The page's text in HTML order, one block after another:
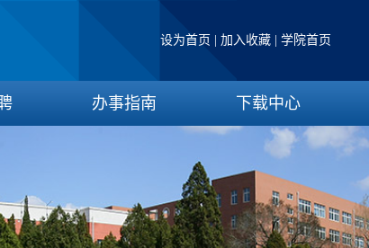
设为首页 加入收藏 学院首页
办事指南 下载中心